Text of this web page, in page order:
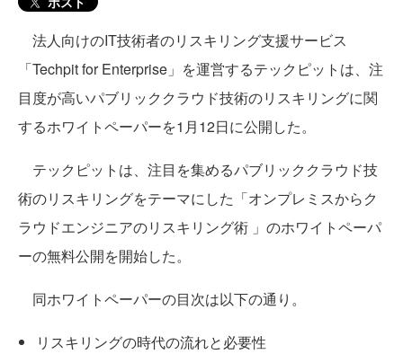
法人向けのIT技術者のリスキリング支援サービス
「Techpit for Enterprise」を運営するテックピットは、注
目度が高いパブリッククラウド技術のリスキリングに関
するホワイトペーパーを1月12日に公開した。
テックピットは、注目を集めるパブリッククラウド技
術のリスキリングをテーマにした「オンプレミスからク
ラウドエンジニアのリスキリング術 」のホワイトペーパ
ーの無料公開を開始した。
同ホワイトペーパーの目次は以下の通り。
リスキリングの時代の流れと必要性